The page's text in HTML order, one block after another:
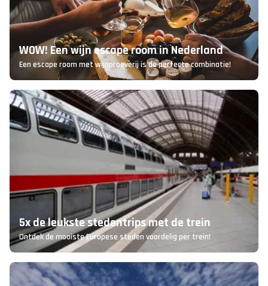
WOW! Een wijn escape room in Nederland
Een escape room met wijnproeverij is de perfecte combinatie!
5x de leukste stedentrips met de trein
Ontdek de mooiste Europese steden voordelig per trein!